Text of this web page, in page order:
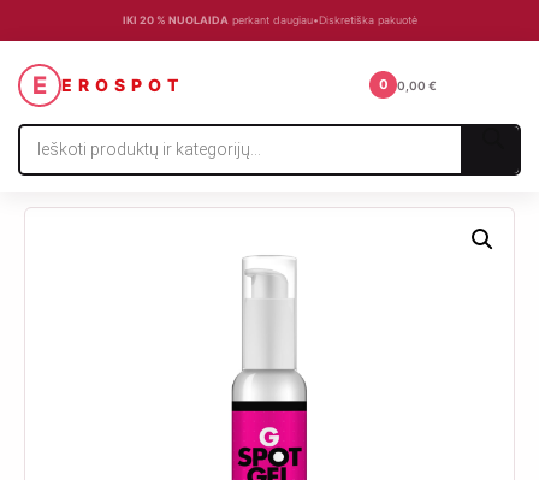
IKI 20 % NUOLAIDA perkant daugiau•Diskretiška pakuotė
E EROSPOT
Products
search
0 0,00 €